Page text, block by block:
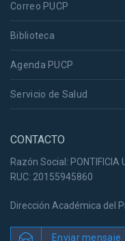
Correo PUCP
Biblioteca
Agenda PUCP
Servicio de Salud
CONTACTO
Razón Social: PONTIFICIA
RUC: 20155945860
Dirección Académica del
Enviar mensaje